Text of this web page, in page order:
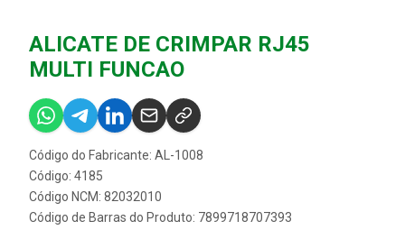
ALICATE DE CRIMPAR RJ45
MULTI FUNCAO
Código do Fabricante: AL-1008
Código: 4185
Código NCM: 82032010
Código de Barras do Produto: 7899718707393